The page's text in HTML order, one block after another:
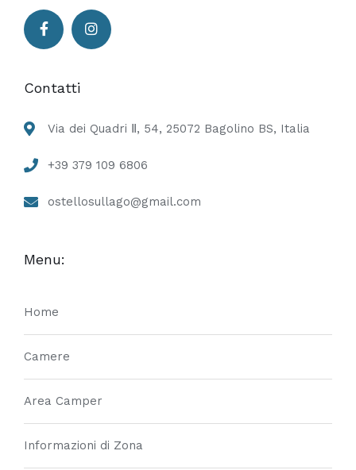
Contatti
Via dei Quadri Ⅱ, 54, 25072 Bagolino BS, Italia
+39 379 109 6806
ostellosullago@gmail.com
Menu:
Home
Camere
Area Camper
Informazioni di Zona